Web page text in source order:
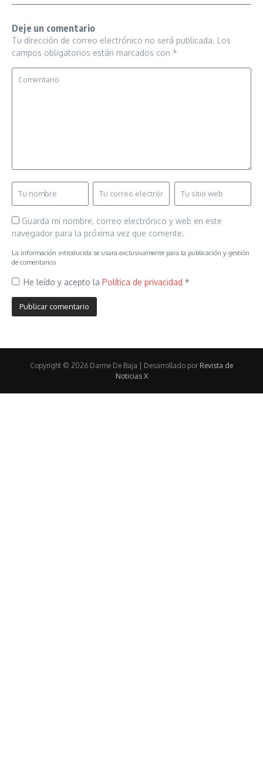
Deje un comentario
Tu dirección de correo electrónico no será publicada. Los
campos obligatorios están marcados con *
Guarda mi nombre, correo electrónico y web en este
navegador para la próxima vez que comente.
La información introducida se usara exclusivamente para la publicación y gestión
de comentarios
He leído y acepto la Política de privacidad *
Copyright © 2026 Darme De Baja | Desarrollado por Revista de
Noticias X